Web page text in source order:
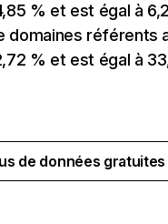
% et est égal à
domaines référents
% et est égal à
de données